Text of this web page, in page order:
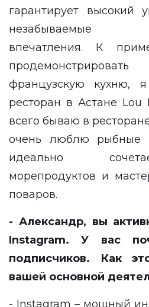
гарантирует высокий
незабываемые
впечатления. К
французскую кухню,
ресторан в Астане
всего бываю в
очень люблю рыбные
идеально
морепродуктов и
поваров.
- Александр, вы
Instagram. У вас
подписчиков. Как
вашей основной
- Instagram – мощный